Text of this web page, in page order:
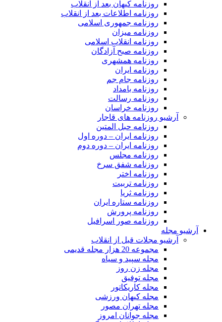
روزنامه کیهان بعد از انقلاب
روزنامه اطلاعات بعد از انقلاب
روزنامه جمهوری اسلامی
روزنامه میزان
روزنامه انقلاب اسلامی
روزنامه صبح آزادگان
روزنامه همشهری
روزنامه ایران
روزنامه جام جم
روزنامه بامداد
روزنامه رسالت
روزنامه خراسان
آرشیو روزنامه های قاجار
روزنامه حبل المتین
روزنامه ایران – دوره اول
روزنامه ایران – دوره دوم
روزنامه مجلس
روزنامه شفق سرخ
روزنامه اختر
روزنامه تربیت
روزنامه ثریا
روزنامه ستاره ایران
روزنامه پرورش
روزنامه صور اسرافیل
آرشیو مجله
آرشیو مجلات قبل از انقلاب
مجموعه 20 هزار مجله قدیمی
مجله سپید و سیاه
مجله زن روز
مجله توفیق
مجله کاریکاتور
مجله کیهان ورزشی
مجله تهران مصور
مجله جوانان امروز